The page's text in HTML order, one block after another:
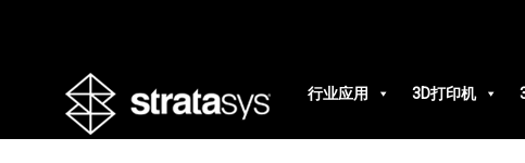
行业应用
3D打印机